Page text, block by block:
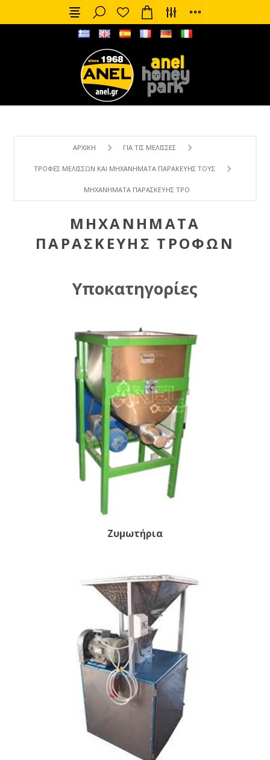
ΑΡΧΙΚΉ ΓΙΑ ΤΙΣ ΜΈΛΙΣΣΕΣ
ΤΡΟΦΈΣ ΜΕΛΙΣΣΏΝ ΚΑΙ ΜΗΧΑΝΉΜΑΤΑ ΠΑΡΑΚΕΥΉΣ ΤΟΥΣ
ΜΗΧΑΝΉΜΑΤΑ ΠΑΡΑΣΚΕΥΉΣ ΤΡΟΦΏΝ
ΜΗΧΑΝΉΜΑΤΑ
ΠΑΡΑΣΚΕΥΉΣ ΤΡΟΦΏΝ
Υποκατηγορίες
Ζυμωτήρια